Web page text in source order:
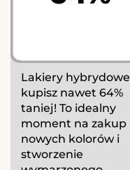
Lakiery hybrydowe
kupisz nawet 64%
taniej! To idealny
moment na zakup
nowych kolorów i
stworzenie